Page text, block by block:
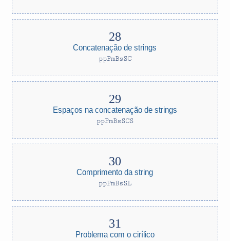
Concatenação de strings
ppPmBsSC
Espaços na concatenação de strings
ppPmBsSCS
Comprimento da string
ppPmBsSL
Problema com o cirílico